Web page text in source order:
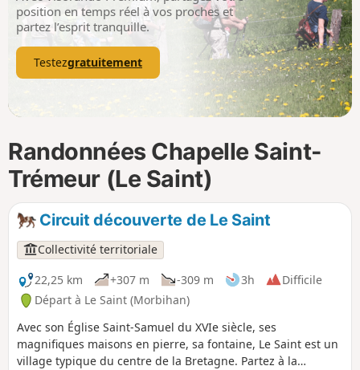
p
position en temps réel à vos proches et
partez l’esprit tranquille.
Testezgratuitement
Randonnées Chapelle Saint-
Trémeur (Le Saint)
Circuit découverte de Le Saint
Collectivité territoriale
22,25 km
+307 m -309 m 3h
Difficile
Départ à Le Saint (Morbihan)
Avec son Église Saint-Samuel du XVIe siècle, ses
magnifiques maisons en pierre, sa fontaine, Le Saint est un
village typique du centre de la Bretagne. Partez à la